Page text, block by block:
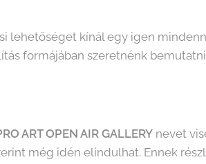
lehetőséget kínál egy igen
formájában szeretnénk
ART OPEN AIR GALLERY nevet
még idén elindulhat. Ennek